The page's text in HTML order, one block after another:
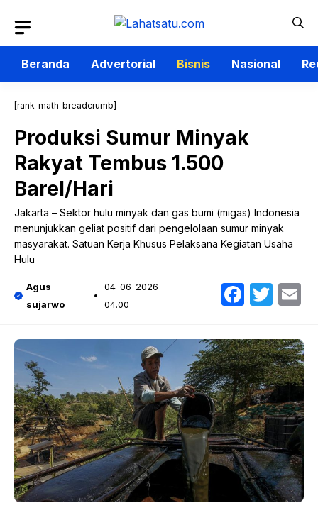
isi
Beranda
Advertorial Bisnis Nasional
[rank_math_breadcrumb]
Produksi Sumur Minyak
Rakyat Tembus 1.500
Barel/Hari
Jakarta – Sektor hulu minyak dan gas bumi (migas) Indonesia
menunjukkan geliat positif dari pengelolaan sumur minyak
masyarakat. Satuan Kerja Khusus Pelaksana Kegiatan Usaha
Hulu
Agus
sujarwo
04-06-2026 -
04.00